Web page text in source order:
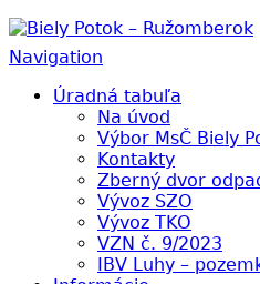
Biely Potok – Ružomberok
Navigation
Úradná tabuľa
Na úvod
Výbor MsČ Biely
Kontakty
Zberný dvor
Vývoz SZO
Vývoz TKO
VZN č. 9/2023
IBV Luhy –